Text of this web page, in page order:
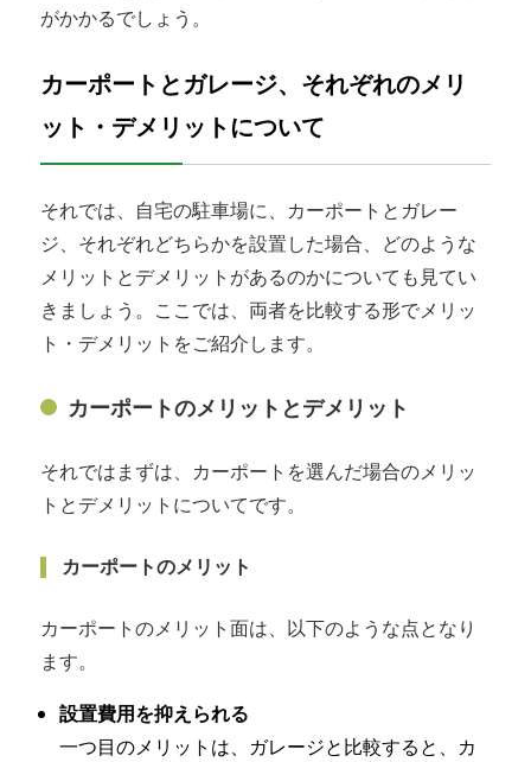
がかかるでしょう。
カーポートとガレージ、それぞれのメリ
ット・デメリットについて
それでは、自宅の駐車場に、カーポートとガレー
ジ、それぞれどちらかを設置した場合、どのような
メリットとデメリットがあるのかについても見てい
きましょう。ここでは、両者を比較する形でメリッ
ト・デメリットをご紹介します。
カーポートのメリットとデメリット
それではまずは、カーポートを選んだ場合のメリッ
トとデメリットについてです。
カーポートのメリット
カーポートのメリット面は、以下のような点となり
ます。
設置費用を抑えられる
一つ目のメリットは、ガレージと比較すると、カ